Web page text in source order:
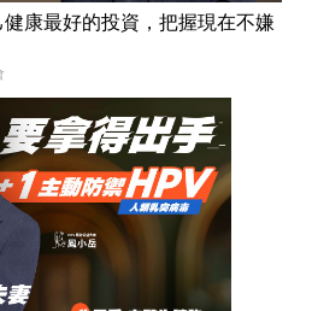
康最好的投資，把握現在不嫌